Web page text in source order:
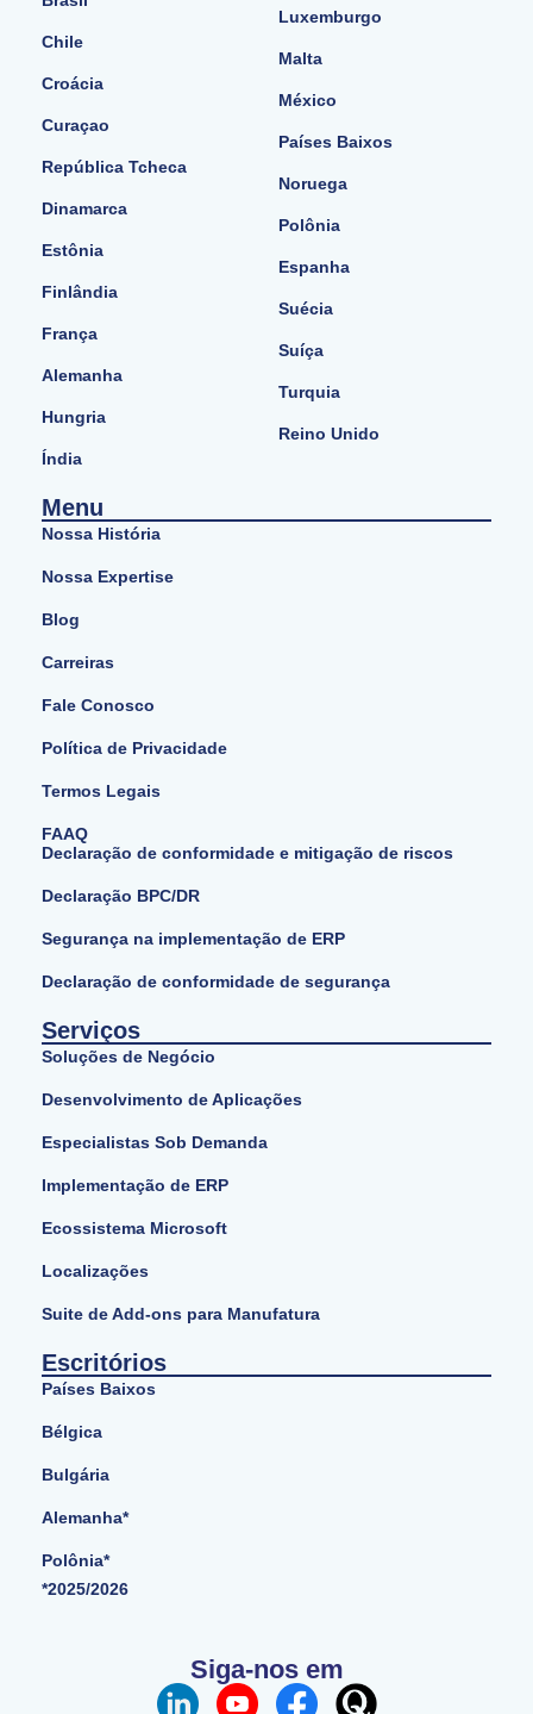
Chile
Croácia
Curaçao
República Tcheca
Dinamarca
Estônia
Finlândia
França
Alemanha
Hungria
Índia
Luxemburgo
Malta
México
Países Baixos
Noruega
Polônia
Espanha
Suécia
Suíça
Turquia
Reino Unido
Menu
Nossa História
Nossa Expertise
Blog
Carreiras
Fale Conosco
Política de Privacidade
Termos Legais
FAAQ
Declaração de conformidade e mitigação de riscos
Declaração BPC/DR
Segurança na implementação de ERP
Declaração de conformidade de segurança
Serviços
Soluções de Negócio
Desenvolvimento de Aplicações
Especialistas Sob Demanda
Implementação de ERP
Ecossistema Microsoft
Localizações
Suite de Add-ons para Manufatura
Escritórios
Países Baixos
Bélgica
Bulgária
Alemanha*
Polônia*
*2025/2026
Siga-nos em